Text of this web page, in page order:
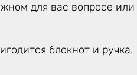
для вас вопросе или
блокнот и ручка.